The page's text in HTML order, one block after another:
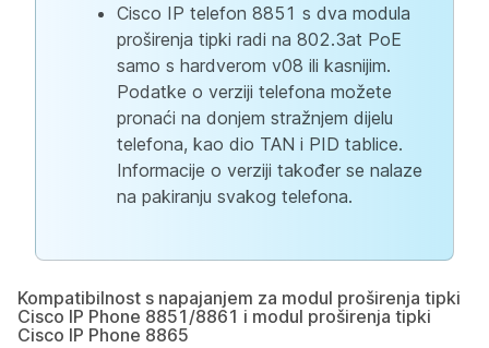
Cisco IP telefon 8851 s dva modula
proširenja tipki radi na 802.3at PoE
samo s hardverom v08 ili kasnijim.
Podatke o verziji telefona možete
pronaći na donjem stražnjem dijelu
telefona, kao dio TAN i PID tablice.
Informacije o verziji također se nalaze
na pakiranju svakog telefona.
Kompatibilnost s napajanjem za modul proširenja tipki
Cisco IP Phone 8851/8861 i modul proširenja tipki
Cisco IP Phone 8865